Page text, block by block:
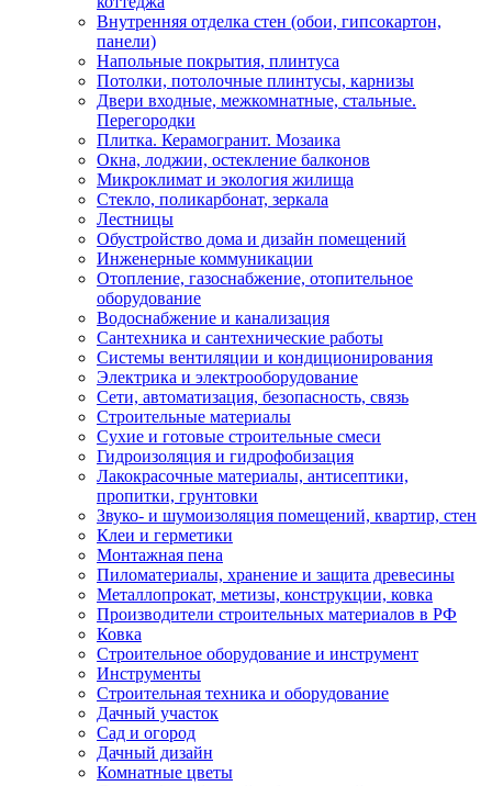
Внутренняя отделка стен (обои, гипсокартон,
панели)
Напольные покрытия, плинтуса
Потолки, потолочные плинтусы, карнизы
Двери входные, межкомнатные, стальные.
Перегородки
Плитка. Керамогранит. Мозаика
Окна, лоджии, остекление балконов
Микроклимат и экология жилища
Стекло, поликарбонат, зеркала
Лестницы
Обустройство дома и дизайн помещений
Инженерные коммуникации
Отопление, газоснабжение, отопительное
оборудование
Водоснабжение и канализация
Сантехника и сантехнические работы
Системы вентиляции и кондиционирования
Электрика и электрооборудование
Сети, автоматизация, безопасность, связь
Строительные материалы
Сухие и готовые строительные смеси
Гидроизоляция и гидрофобизация
Лакокрасочные материалы, антисептики,
пропитки, грунтовки
Звуко- и шумоизоляция помещений, квартир, стен
Клеи и герметики
Монтажная пена
Пиломатериалы, хранение и защита древесины
Металлопрокат, метизы, конструкции, ковка
Производители строительных материалов в РФ
Ковка
Строительное оборудование и инструмент
Инструменты
Строительная техника и оборудование
Дачный участок
Сад и огород
Дачный дизайн
Комнатные цветы